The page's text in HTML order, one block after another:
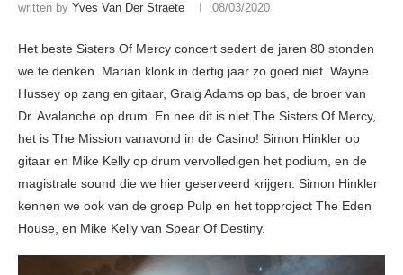
written by Yves Van Der Straete 08/03/2020
Het beste Sisters Of Mercy concert sedert de jaren 80 stonden
we te denken. Marian klonk in dertig jaar zo goed niet. Wayne
Hussey op zang en gitaar, Graig Adams op bas, de broer van
Dr. Avalanche op drum. En nee dit is niet The Sisters Of Mercy,
het is The Mission vanavond in de Casino! Simon Hinkler op
gitaar en Mike Kelly op drum vervolledigen het podium, en de
magistrale sound die we hier geserveerd krijgen. Simon Hinkler
kennen we ook van de groep Pulp en het topproject The Eden
House, en Mike Kelly van Spear Of Destiny.